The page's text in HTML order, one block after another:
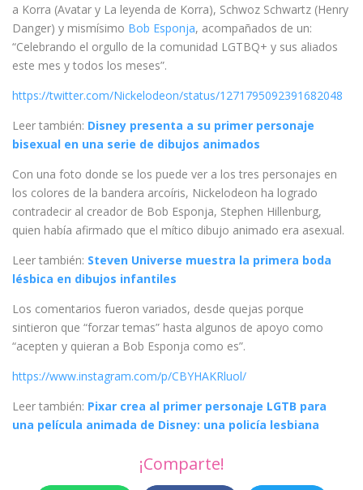
a Korra (Avatar y La leyenda de Korra), Schwoz Schwartz (Henry
Danger) y mismísimo Bob Esponja, acompañados de un:
“Celebrando el orgullo de la comunidad LGTBQ+ y sus aliados
este mes y todos los meses”.
https://twitter.com/Nickelodeon/status/1271795092391682048
Leer también: Disney presenta a su primer personaje
bisexual en una serie de dibujos animados
Con una foto donde se los puede ver a los tres personajes en
los colores de la bandera arcoíris, Nickelodeon ha logrado
contradecir al creador de Bob Esponja, Stephen Hillenburg,
quien había afirmado que el mítico dibujo animado era asexual.
Leer también: Steven Universe muestra la primera boda
lésbica en dibujos infantiles
Los comentarios fueron variados, desde quejas porque
sintieron que “forzar temas” hasta algunos de apoyo como
“acepten y quieran a Bob Esponja como es”.
https://www.instagram.com/p/CBYHAKRluol/
Leer también: Pixar crea al primer personaje LGTB para
una película animada de Disney: una policía lesbiana
¡Comparte!